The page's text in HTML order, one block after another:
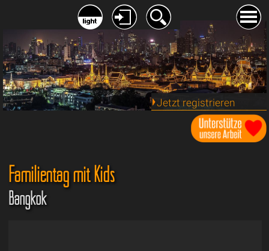
Jetzt registrieren
Familientag mit Kids
Bangkok